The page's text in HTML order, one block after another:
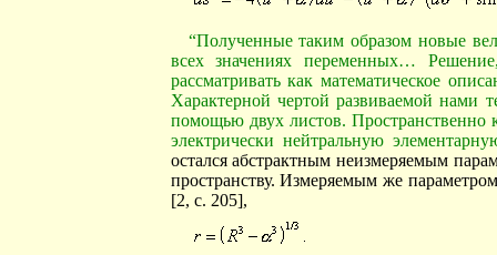
“Полученные таким образом новые
всех значениях переменных…
рассматривать как математическое
Характерной чертой развиваемой нами
помощью двух листов.
электрически нейтральную
остался абстрактным неизмеряемым
пространству. Измеряемым же
[2, с. 205],